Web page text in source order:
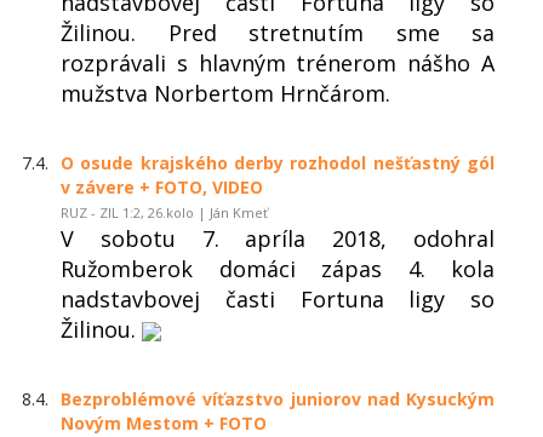
Žilinou. Pred stretnutím sme sa
rozprávali s hlavným trénerom nášho A
mužstva Norbertom Hrnčárom.
7.4.
O osude krajského derby rozhodol nešťastný gól
v závere + FOTO, VIDEO
RUZ - ZIL 1:2, 26.kolo | Ján Kmeť
V sobotu 7. apríla 2018, odohral
Ružomberok domáci zápas 4. kola
nadstavbovej časti Fortuna ligy so
Žilinou.
8.4.
Bezproblémové víťazstvo juniorov nad Kysuckým
Novým Mestom + FOTO